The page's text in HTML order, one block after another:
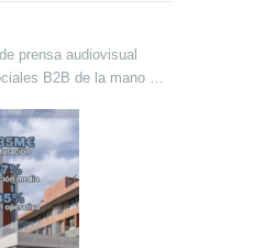
prensa audiovisual
B2B de la mano de